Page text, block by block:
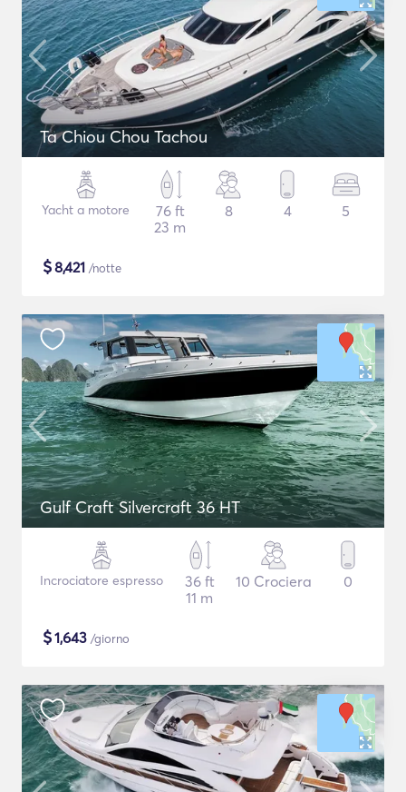
Ta Chiou Chou Tachou
Yacht a motore
76 ft
23 m
8 4 5
$8,421 /notte
Gulf Craft Silvercraft 36 HT
Incrociatore espresso
36 ft
11 m
10 Crociera 0
$1,643 /giorno